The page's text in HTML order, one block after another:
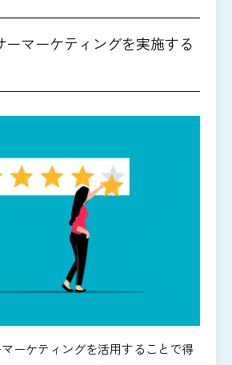
ーマーケティングを実施する
ーケティングを活用することで得